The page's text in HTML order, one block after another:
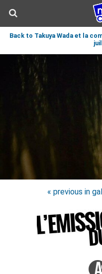
Back to Takuya Wada et la
« previous in